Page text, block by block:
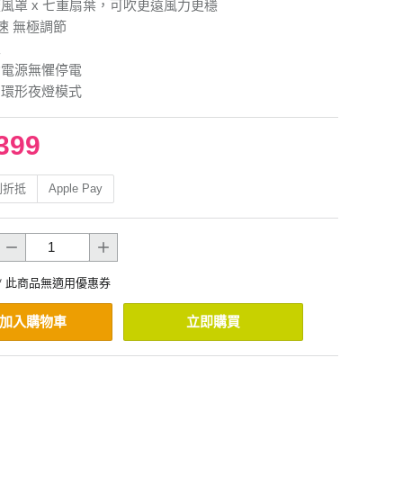
罩 x 七重扇葉，可吹更遠風力更穩
無極調節
源無懼停電
形夜燈模式
抵 Apple Pay
此商品無適用優惠券
加入購物車 立即購買